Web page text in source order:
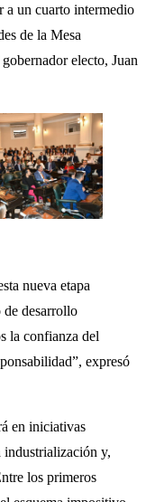
a un cuarto intermedio
de la Mesa
electo, Juan
nueva etapa
desarrollo
la confianza del
expresó
en iniciativas
industrialización y,
los primeros